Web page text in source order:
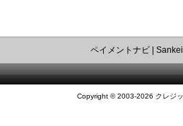
ペイメントナビ|
Copyright © 2003-2026 クレジ